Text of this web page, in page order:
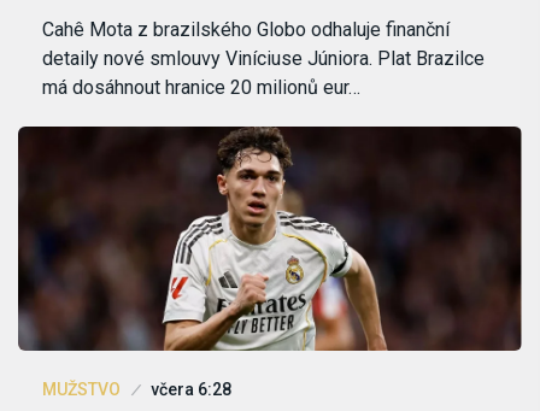
Cahê Mota z brazilského Globo odhaluje finanční
detaily nové smlouvy Viníciuse Júniora. Plat Brazilce
má dosáhnout hranice 20 milionů eur…
MUŽSTVO včera 6:28